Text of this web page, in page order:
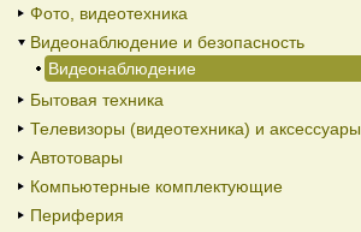
Фото, видеотехника
Видеонаблюдение и безопасность
Видеонаблюдение
Бытовая техника
Телевизоры (видеотехника) и аксессуары
Автотовары
Компьютерные комплектующие
Периферия